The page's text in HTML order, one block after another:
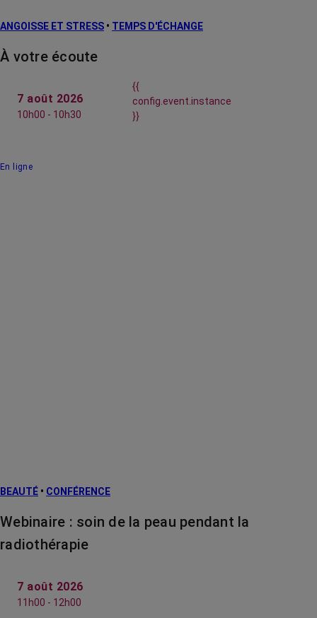
ANGOISSE ET STRESS • TEMPS D'ÉCHANGE
À votre écoute
7 août 2026
10h00 - 10h30
{{
config.event.instance
}}
En ligne
BEAUTÉ • CONFÉRENCE
Webinaire : soin de la peau pendant la
radiothérapie
7 août 2026
11h00 - 12h00